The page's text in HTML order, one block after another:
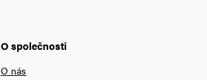
O společnosti
O nás